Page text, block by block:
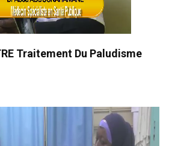
Traitement Du Paludisme